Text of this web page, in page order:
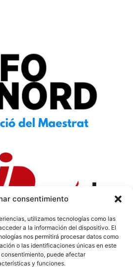
consentimiento
utilizamos tecnologías como las
a la información del dispositivo. El
nos permitirá procesar datos como
o las identificaciones únicas en este
puede afectar
y funciones.
| Política de Cookies|Aviso
|Codi ètic|Tarifes de Publicitat